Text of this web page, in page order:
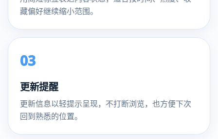
藏偏好继续缩小范围。
03
更新提醒
更新信息以轻提示呈现，不打断浏览，也方便下次
回到熟悉的位置。